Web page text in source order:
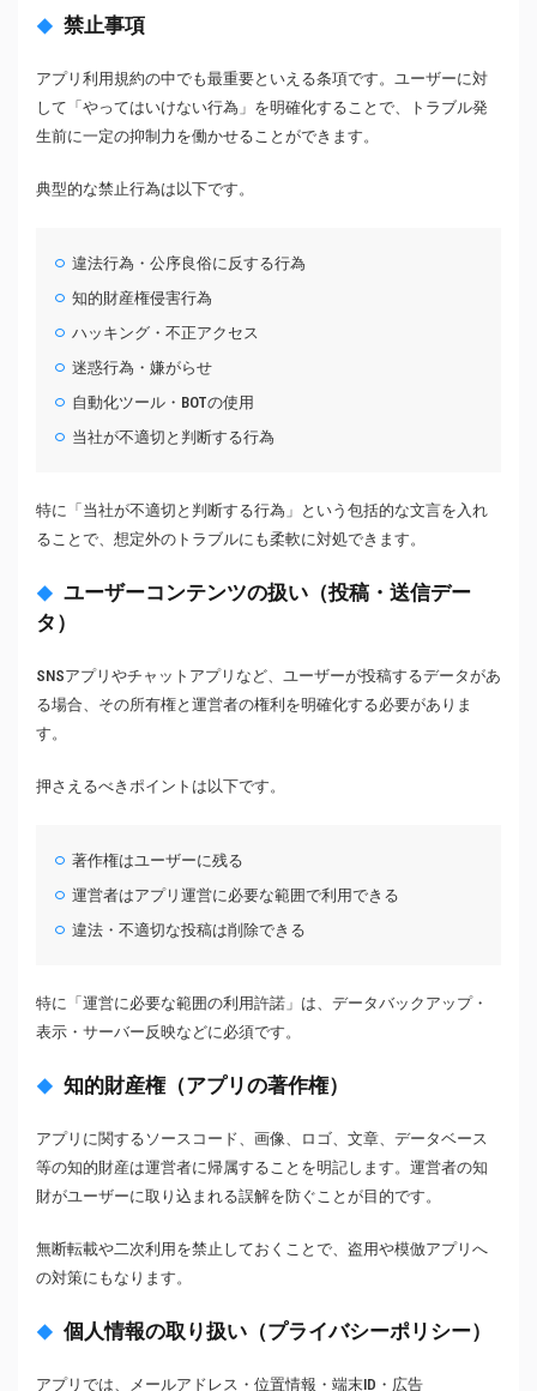
禁止事項
アプリ利用規約の中でも最重要といえる条項です。ユーザーに対
して「やってはいけない行為」を明確化することで、トラブル発
生前に一定の抑制力を働かせることができます。
典型的な禁止行為は以下です。
違法行為・公序良俗に反する行為
知的財産権侵害行為
ハッキング・不正アクセス
迷惑行為・嫌がらせ
自動化ツール・BOTの使用
当社が不適切と判断する行為
特に「当社が不適切と判断する行為」という包括的な文言を入れ
ることで、想定外のトラブルにも柔軟に対処できます。
ユーザーコンテンツの扱い（投稿・送信デー
タ）
SNSアプリやチャットアプリなど、ユーザーが投稿するデータがあ
る場合、その所有権と運営者の権利を明確化する必要がありま
す。
押さえるべきポイントは以下です。
著作権はユーザーに残る
運営者はアプリ運営に必要な範囲で利用できる
違法・不適切な投稿は削除できる
特に「運営に必要な範囲の利用許諾」は、データバックアップ・
表⽰・サーバー反映などに必須です。
知的財産権（アプリの著作権）
アプリに関するソースコード、画像、ロゴ、文章、データベース
等の知的財産は運営者に帰属することを明記します。運営者の知
財がユーザーに取り込まれる誤解を防ぐことが目的です。
無断転載や二次利用を禁止しておくことで、盗用や模倣アプリへ
の対策にもなります。
個人情報の取り扱い（プライバシーポリシー）
アプリでは、メールアドレス・位置情報・端末ID・広告